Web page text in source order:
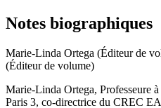
Notes biographiques
Marie-Linda Ortega (Éditeur de
(Éditeur de volume)
Marie-Linda Ortega, Professeure
Paris 3, co-directrice du CREC